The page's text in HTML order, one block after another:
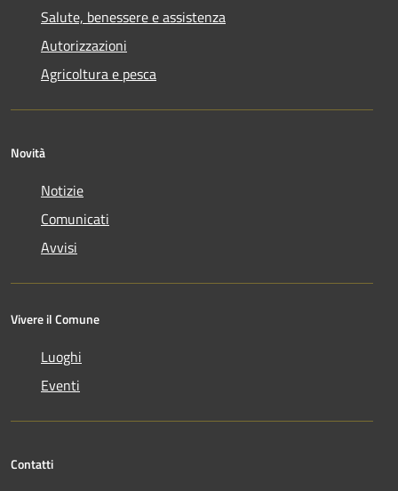
Salute, benessere e assistenza
Autorizzazioni
Agricoltura e pesca
Novità
Notizie
Comunicati
Avvisi
Vivere il Comune
Luoghi
Eventi
Contatti